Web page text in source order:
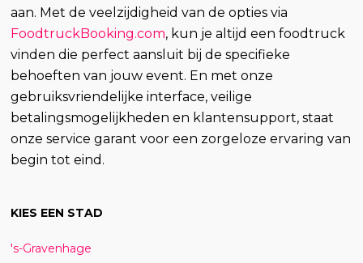
aan. Met de veelzijdigheid van de opties via
FoodtruckBooking.com, kun je altijd een foodtruck
vinden die perfect aansluit bij de specifieke
behoeften van jouw event. En met onze
gebruiksvriendelijke interface, veilige
betalingsmogelijkheden en klantensupport, staat
onze service garant voor een zorgeloze ervaring van
begin tot eind.
KIES EEN STAD
's-Gravenhage